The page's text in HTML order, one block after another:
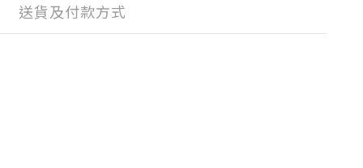
送貨及付款方式